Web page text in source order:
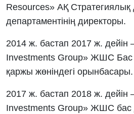
Resources» АҚ
департаментінің директоры.
2014 ж. бастап 2017 ж. дейін
Investments Group» ЖШС Бас
қаржы жөніндегі орынбасары.
2017 ж. бастап 2018 ж. дейін
Investments Group» ЖШС бас